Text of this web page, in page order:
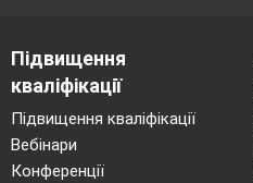
Підвищення
кваліфікації
Підвищення кваліфікації
Вебінари
Конференції